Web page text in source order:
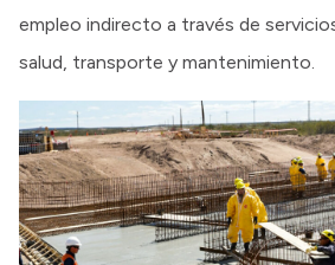
empleo indirecto a través de
salud, transporte y mantenimiento.